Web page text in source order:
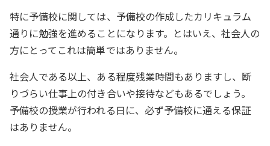
特に予備校に関しては、予備校の作成したカリキュラム
通りに勉強を進めることになります。とはいえ、社会人の
方にとってこれは簡単ではありません。
社会人である以上、ある程度残業時間もありますし、断
りづらい仕事上の付き合いや接待などもあるでしょう。
予備校の授業が行われる日に、必ず予備校に通える保証
はありません。